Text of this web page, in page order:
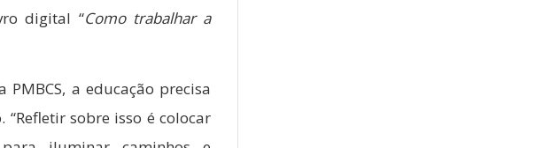
digital “Como trabalhar a
PMBCS, a educação precisa
sobre isso é colocar